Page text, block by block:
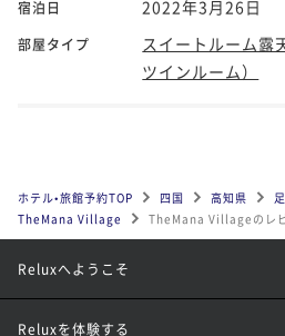
宿泊日 2022年3月26日
部屋タイプ
スイートルーム露
ツインルーム）
ホテル•旅館予約TOP 四国 高知県
TheMana Village
TheMana Villageのレ
Reluxへようこそ
Reluxを体験する